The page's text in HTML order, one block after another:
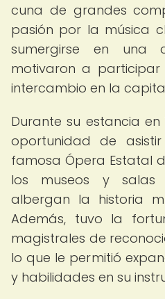
cuna de grandes
pasión por la música
sumergirse en una
motivaron a
intercambio en la
Durante su estancia
oportunidad de
famosa Ópera Estatal
los museos y salas
albergan la historia
Además, tuvo la
magistrales de
lo que le permitió
y habilidades en su